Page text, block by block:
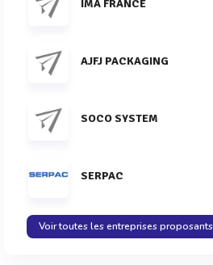
IMA FRANCE
AJFJ PACKAGING
SOCO SYSTEM
SERPAC
Voir toutes les entreprises